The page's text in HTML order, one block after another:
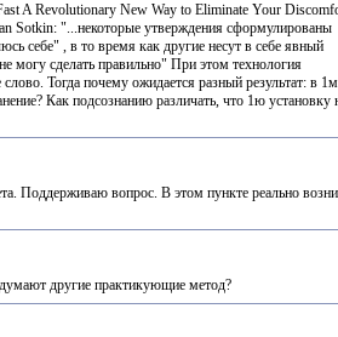
A Revolutionary New Way to Eliminate Your
Sotkin: "...некоторые утверждения сформулированы
себе" , в то время как другие несут в себе явный
могу сделать правильно" При этом технология
Тогда почему ожидается разный результат: в 1м
Как подсознанию различать, что 1ю установку
Поддерживаю вопрос. В этом пункте реально
другие практикующие метод?